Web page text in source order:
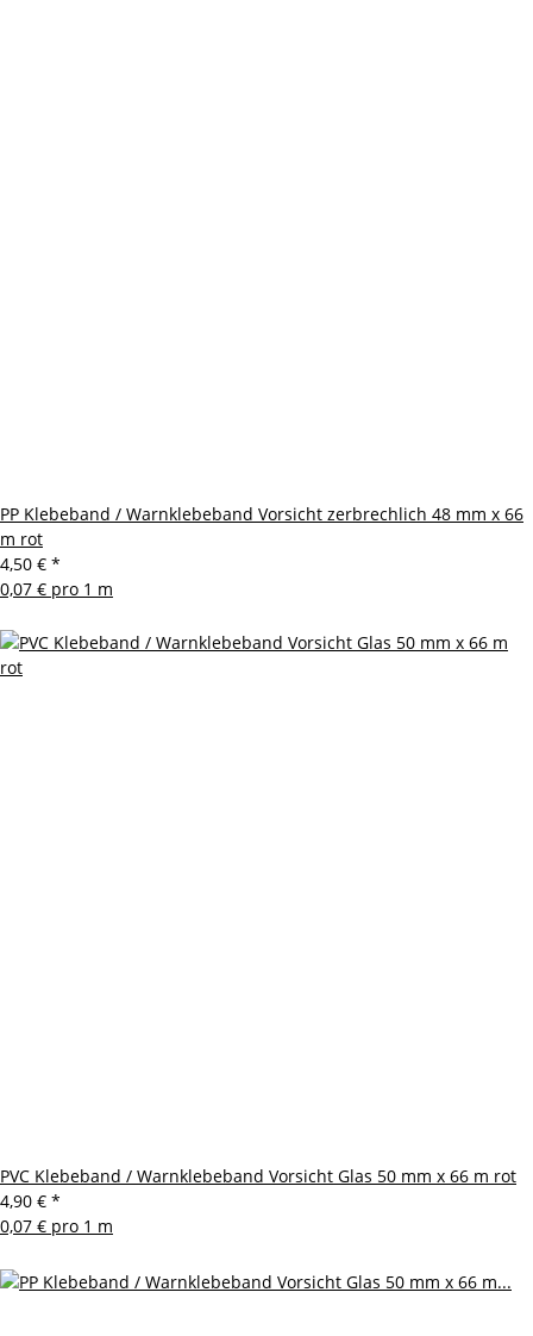
PP Klebeband / Warnklebeband Vorsicht zerbrechlich 48 mm x 66
m rot
4,50 € *
0,07 € pro 1 m
PVC Klebeband / Warnklebeband Vorsicht Glas 50 mm x 66 m rot
4,90 € *
0,07 € pro 1 m